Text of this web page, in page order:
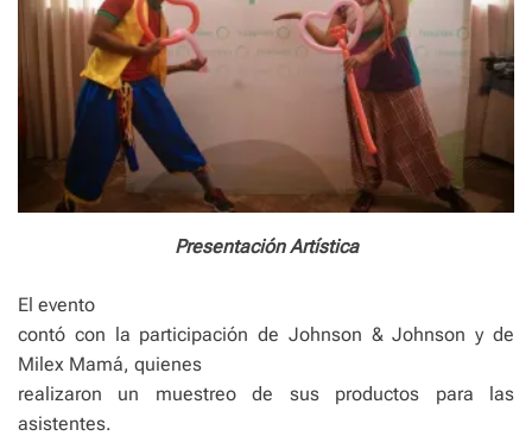
Presentación Artística
El evento
contó con la participación de Johnson & Johnson y de
Milex Mamá, quienes
realizaron un muestreo de sus productos para las
asistentes.